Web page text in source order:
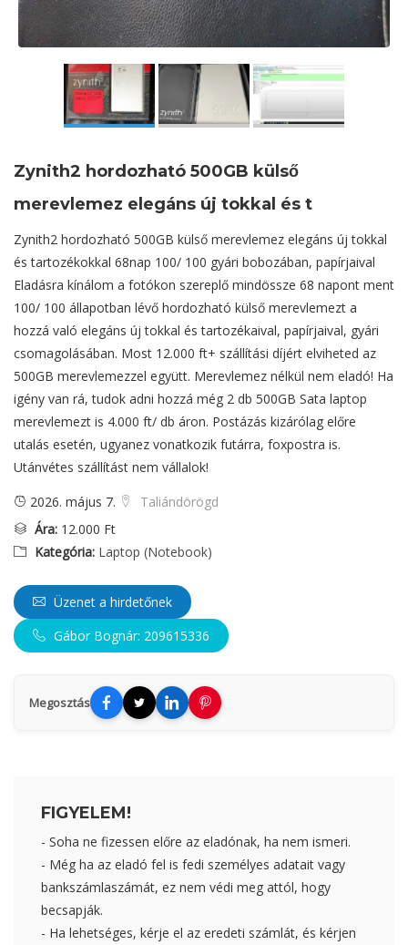
Zynith2 hordozható 500GB külső
merevlemez elegáns új tokkal és t
Zynith2 hordozható 500GB külső merevlemez elegáns új tokkal
és tartozékokkal 68nap 100/ 100 gyári bobozában, papírjaival
Eladásra kínálom a fotókon szereplő mindössze 68 napont ment
100/ 100 állapotban lévő hordozható külső merevlemezt a
hozzá való elegáns új tokkal és tartozékaival, papírjaival, gyári
csomagolásában. Most 12.000 ft+ szállítási díjért elviheted az
500GB merevlemezzel együtt. Merevlemez nélkül nem eladó! Ha
igény van rá, tudok adni hozzá még 2 db 500GB Sata laptop
merevlemezt is 4.000 ft/ db áron. Postázás kizárólag előre
utalás esetén, ugyanez vonatkozik futárra, foxpostra is.
Utánvétes szállítást nem vállalok!
2026. május 7.
Taliándörögd
Ára: 12.000 Ft
Kategória: Laptop (Notebook)
Üzenet a hirdetőnek
Gábor Bognár: 209615336
Megosztás
FIGYELEM!
- Soha ne fizessen előre az eladónak, ha nem ismeri.
- Még ha az eladó fel is fedi személyes adatait vagy
bankszámlaszámát, ez nem védi meg attól, hogy
becsapják.
- Ha lehetséges, kérje el az eredeti számlát, és kérjen